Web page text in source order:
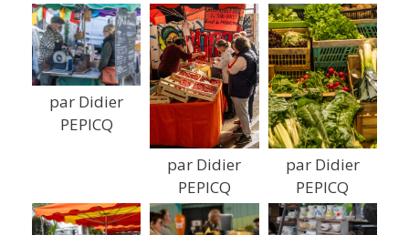
par Didier
PEPICQ
par Didier
PEPICQ
par Didier
PEPICQ